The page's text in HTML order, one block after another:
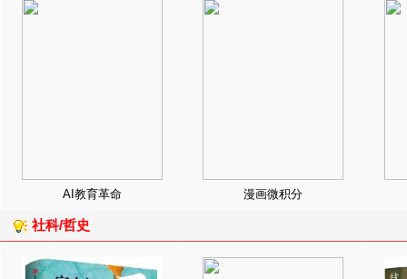
AI教育革命 漫画微积分
社科/哲史